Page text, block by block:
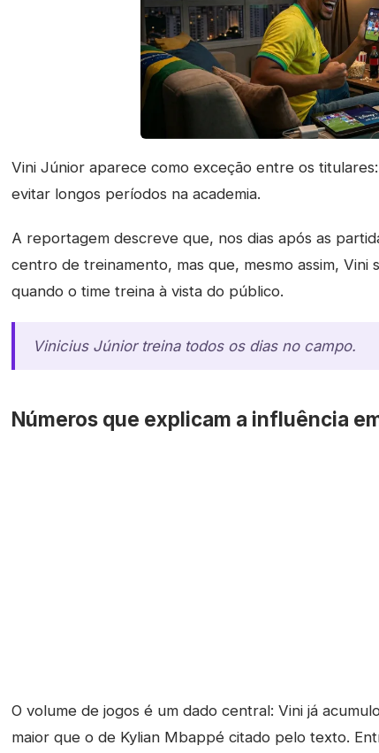
Vini Júnior aparece como exceção entre os
evitar longos períodos na academia.
A reportagem descreve que, nos dias após as
centro de treinamento, mas que, mesmo assim,
quando o time treina à vista do público.
Vinicius Júnior treina todos os dias no campo.
Números que explicam a influência
O volume de jogos é um dado central: Vini já
maior que o de Kylian Mbappé citado pelo texto.